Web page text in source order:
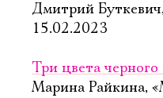
Дмитрий
15.02.2023
Три цвета черного
Марина Райкина,